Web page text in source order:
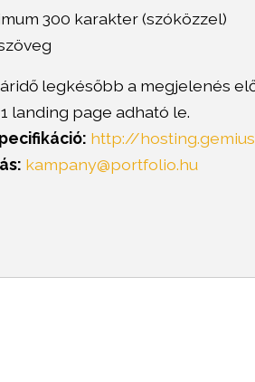
300 karakter (szóközzel)
legkésőbb a megjelenés
landing page adható le.
http://
kampany@portfolio.hu